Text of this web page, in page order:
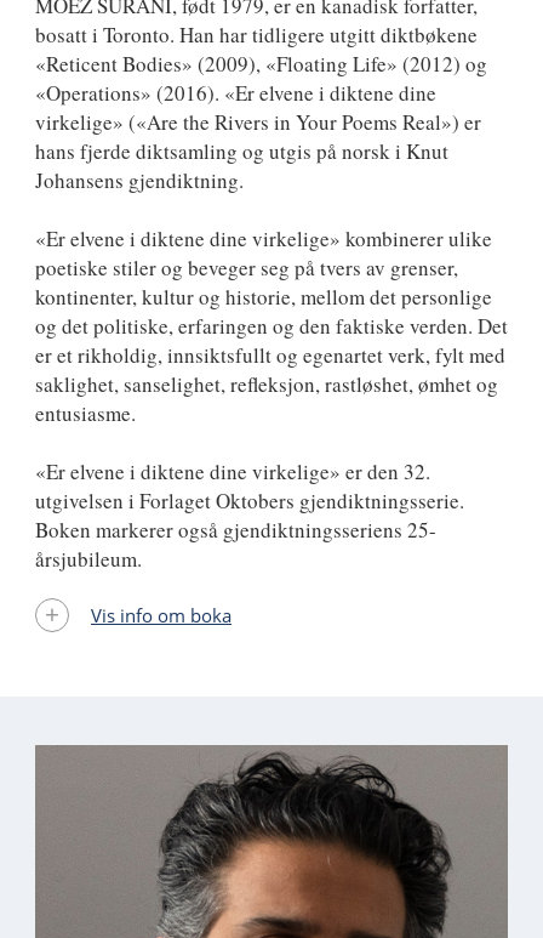
bosatt i Toronto. Han har tidligere utgitt diktbøkene
«Reticent Bodies» (2009), «Floating Life» (2012) og
«Operations» (2016). «Er elvene i diktene dine
virkelige» («Are the Rivers in Your Poems Real») er
hans fjerde diktsamling og utgis på norsk i Knut
Johansens gjendiktning.
«Er elvene i diktene dine virkelige» kombinerer ulike
poetiske stiler og beveger seg på tvers av grenser,
kontinenter, kultur og historie, mellom det personlige
og det politiske, erfaringen og den faktiske verden. Det
er et rikholdig, innsiktsfullt og egenartet verk, fylt med
saklighet, sanselighet, refleksjon, rastløshet, ømhet og
entusiasme.
«Er elvene i diktene dine virkelige» er den 32.
utgivelsen i Forlaget Oktobers gjendiktningsserie.
Boken markerer også gjendiktningsseriens 25-
årsjubileum.
Vis info om boka